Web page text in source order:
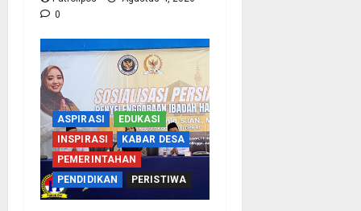
0
ASPIRASI
EDUKASI
INSPIRASI
KABAR DESA
PEMERINTAHAN
PENDIDIKAN
PERISTIWA